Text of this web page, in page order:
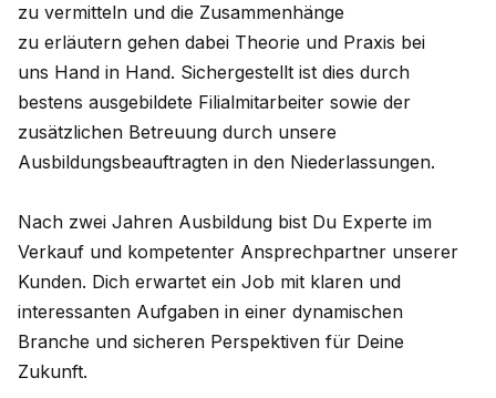
zu vermitteln und die Zusammenhänge
zu erläutern gehen dabei Theorie und Praxis bei
uns Hand in Hand. Sichergestellt ist dies durch
bestens ausgebildete Filialmitarbeiter sowie der
zusätzlichen Betreuung durch unsere
Ausbildungsbeauftragten in den Niederlassungen.
Nach zwei Jahren Ausbildung bist Du Experte im
Verkauf und kompetenter Ansprechpartner unserer
Kunden. Dich erwartet ein Job mit klaren und
interessanten Aufgaben in einer dynamischen
Branche und sicheren Perspektiven für Deine
Zukunft.